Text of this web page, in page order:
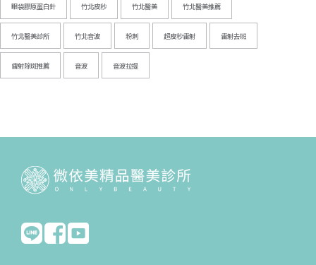
眼袋膠原蛋白針 竹北皮秒 竹北醫美 竹北醫美推薦
竹北醫美診所 竹北音波 粉刺 超皮秒雷射 雷射去斑
雷射除斑推薦 音波 音波拉提